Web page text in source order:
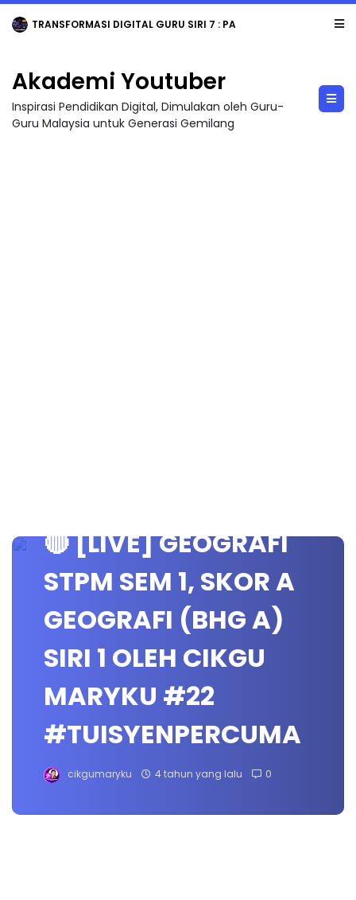
TRANSFORMASI DIGITAL GURU SIRI 7 : PAHLAWAN DIGITAL PENYELAMAT DUNIA
Akademi Youtuber
Inspirasi Pendidikan Digital, Dimulakan oleh Guru-
Guru Malaysia untuk Generasi Gemilang
🔴 [LIVE] GEOGRAFI
STPM SEM 1, SKOR A
GEOGRAFI (BHG A)
SIRI 1 OLEH CIKGU
MARYKU #22
#TUISYENPERCUMA
cikgumaryku 4 tahun yang lalu 0